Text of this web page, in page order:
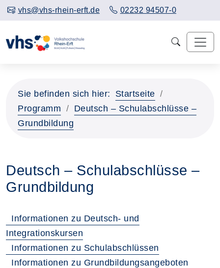
vhs@vhs-rhein-erft.de 02232 94507-0
Sie befinden sich hier:
Startseite
Programm
Deutsch – Schulabschlüsse –
Grundbildung
Deutsch – Schulabschlüsse –
Grundbildung
Informationen zu Deutsch- und
Integrationskursen
Informationen zu Schulabschlüssen
Informationen zu Grundbildungsangeboten